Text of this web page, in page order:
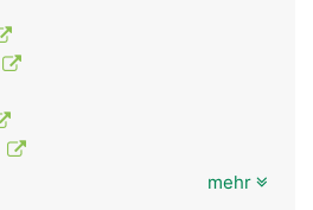
mehr